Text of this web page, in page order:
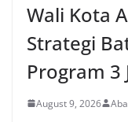
Wali Kota
Strategi
Program 3
August 9, 2026